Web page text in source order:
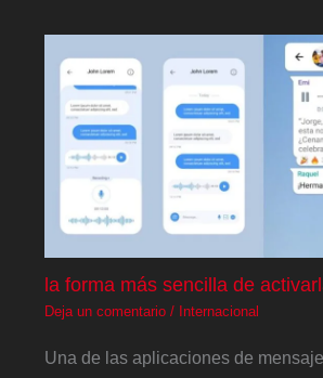
la forma más sencilla de
Deja un comentario / Internacional
Una de las aplicaciones de